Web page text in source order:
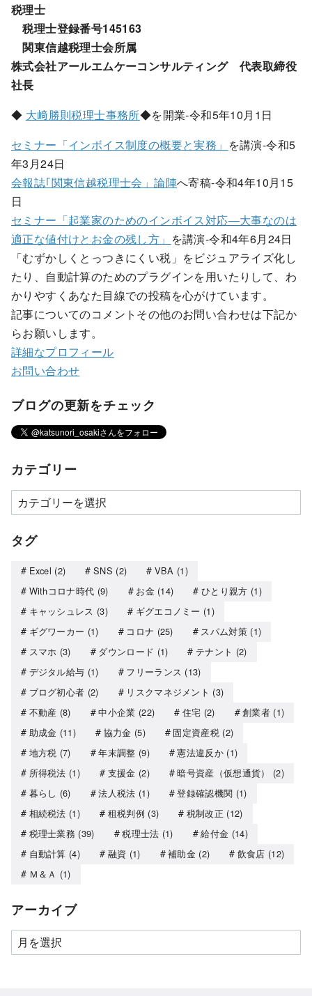
税理士
税理士登録番号145163
関東信越税理士会所属
株式会社アールエムケーコンサルティング 代表取締役
社長
◆ 大﨑勝則税理士事務所◆を開業-令和5年10月1日
セミナー「インボイス制度の概要と実務」 を講演-令和5
年3月24日
会報誌｢関東信越税理士会」論陣へ寄稿-令和4年10月15
日
セミナー「起業家のためのインボイス対応―大事なのは
適正な値付けとお金の残し方」 を講演-令和4年6月24日
「むずかしくとっつきにくい税」をビジュアライズ化し
たり、自動計算のためのプラグインを用いたりして、わ
かりやすくあなた目線での投稿を心がけています。
記事についてのコメントその他のお問い合わせは下記か
らお願いします。
詳細なプロフィール
お問い合わせ
ブログの更新をチェック
カテゴリー
タグ
Excel (2) SNS (2) VBA (1)
Withコロナ時代 (9) お金(14) ひとり親方 (1)
キャッシュレス (3) ギグエコノミー (1)
ギグワーカー (1) コロナ (25) スパム対策(1)
スマホ (3) ダウンロード (1) テナント (2)
デジタル給与 (1) フリーランス (13)
ブログ初心者 (2) リスクマネジメント (3)
不動産 (8) 中小企業 (22) 住宅 (2) 創業者 (1)
助成金 (11) 協力金 (5) 固定資産税(2)
地方税 (7) 年末調整 (9) 憲法違反か(1)
所得税法 (1) 支援金 (2) 暗号資産（仮想通貨）
(2)
暮らし (6) 法人税法 (1) 登録確認機関 (1)
相続税法 (1) 租税判例 (3) 税制改正 (12)
税理士業務 (39) 税理士法 (1) 給付金 (14)
自動計算 (4) 融資 (1) 補助金 (2) 飲食店 (12)
Ｍ＆Ａ (1)
アーカイブ